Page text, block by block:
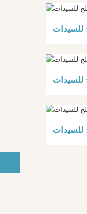
للسيدات
للسيدات
للسيدات